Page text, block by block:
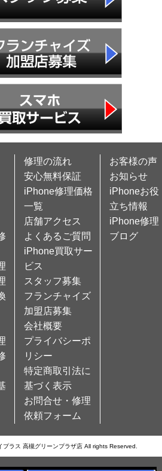
修理の流れ
安心無料保証
iPhone修理価格
一覧
店舗アクセス
よくあるご質問
iPhone買取サー
ビス
スタッフ募集
フランチャイズ
加盟店募集
会社概要
プライバシーポ
リシー
特定商取引法に
基づく表示
お問合せ・修理
依頼フォーム
お客様の声
お知らせ
iPhoneお役
立ち情報
iPhone修理
ブログ
ラス 高槻グリーンプラザ店 All rights Reserved.